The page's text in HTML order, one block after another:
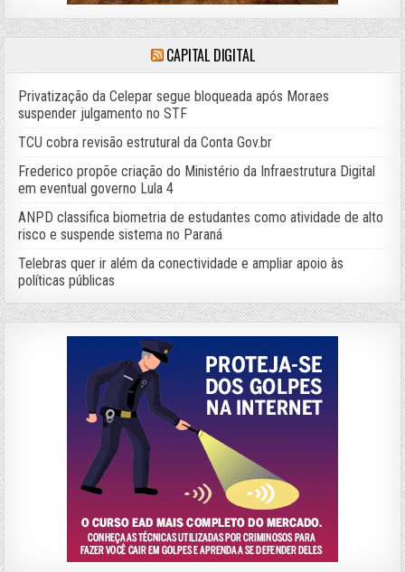
CAPITAL DIGITAL
Privatização da Celepar segue bloqueada após Moraes
suspender julgamento no STF
TCU cobra revisão estrutural da Conta Gov.br
Frederico propõe criação do Ministério da Infraestrutura Digital
em eventual governo Lula 4
ANPD classifica biometria de estudantes como atividade de alto
risco e suspende sistema no Paraná
Telebras quer ir além da conectividade e ampliar apoio às
políticas públicas